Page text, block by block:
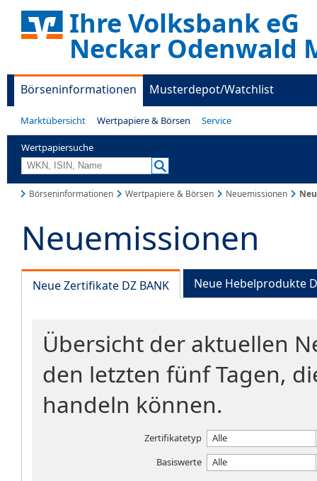
Ihre Volksbank eG
Neckar Odenwald
Börseninformationen Musterdepot/Watchlist
Marktübersicht Wertpapiere & Börsen Service
Wertpapiersuche
Börseninformationen Wertpapiere & Börsen Neuemissionen
Neuemissionen
Neue Zertifikate DZ BANK Neue Hebelprodukte
Übersicht der aktuellen
den letzten fünf Tagen,
handeln können.
Zertifikatetyp
Alle
Basiswerte
Alle